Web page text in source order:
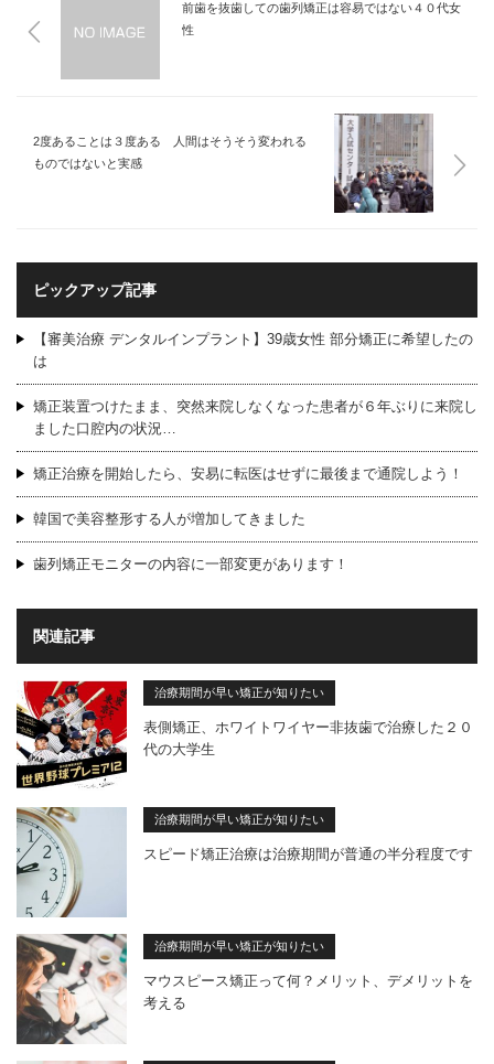
前歯を抜歯しての歯列矯正は容易ではない４０代女
性
2度あることは３度ある 人間はそうそう変われる
ものではないと実感
ピックアップ記事
【審美治療 デンタルインプラント】39歳女性 部分矯正に希望したの
は
矯正装置つけたまま、突然来院しなくなった患者が６年ぶりに来院し
ました口腔内の状況…
矯正治療を開始したら、安易に転医はせずに最後まで通院しよう！
韓国で美容整形する人が増加してきました
歯列矯正モニターの内容に一部変更があります！
関連記事
治療期間が早い矯正が知りたい
表側矯正、ホワイトワイヤー非抜歯で治療した２０
代の大学生
治療期間が早い矯正が知りたい
スピード矯正治療は治療期間が普通の半分程度です
治療期間が早い矯正が知りたい
マウスピース矯正って何？メリット、デメリットを
考える